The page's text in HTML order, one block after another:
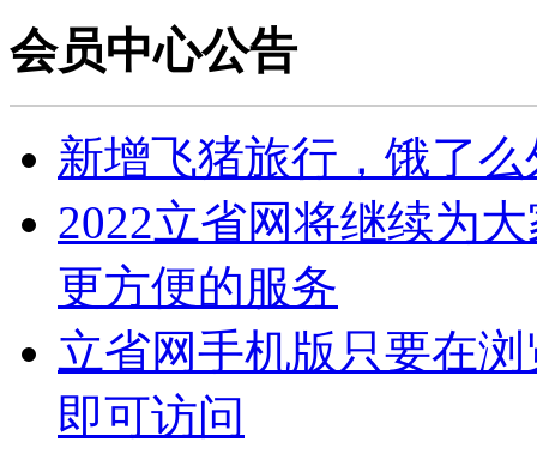
会员中心公告
新增飞猪旅行，饿了
2022立省网将继续为
更方便的服务
立省网手机版只要在浏
即可访问